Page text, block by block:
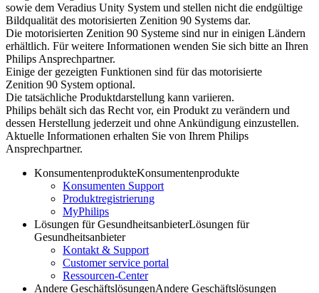
sowie dem Veradius Unity System und stellen nicht die endgültige
Bildqualität des motorisierten Zenition 90 Systems dar.
Die motorisierten Zenition 90 Systeme sind nur in einigen Ländern
erhältlich. Für weitere Informationen wenden Sie sich bitte an Ihren
Philips Ansprechpartner.
Einige der gezeigten Funktionen sind für das motorisierte
Zenition 90 System optional.
Die tatsächliche Produktdarstellung kann variieren.
Philips behält sich das Recht vor, ein Produkt zu verändern und
dessen Herstellung jederzeit und ohne Ankündigung einzustellen.
Aktuelle Informationen erhalten Sie von Ihrem Philips
Ansprechpartner.
KonsumentenprodukteKonsumentenprodukte
Konsumenten Support
Produktregistrierung
MyPhilips
Lösungen für GesundheitsanbieterLösungen für
Gesundheitsanbieter
Kontakt & Support
Customer service portal
Ressourcen-Center
Andere GeschäftslösungenAndere Geschäftslösungen